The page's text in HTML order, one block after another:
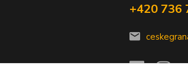
+420 736